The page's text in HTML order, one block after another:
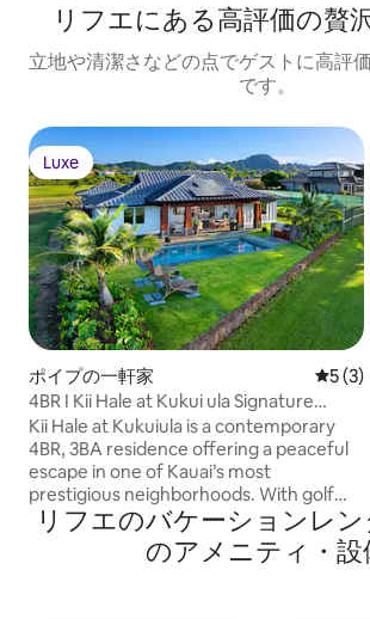
リフエに⁠あ⁠る高⁠評⁠価⁠の贅⁠
立地や清潔さなどの点でゲストに高評
です。
Luxe
Luxe
ポイプの一軒家 レビ
5 (3)
4BR I Kii Hale at Kukui ula Signature
Retreat
Kii Hale at Kukuiula is a contemporary
4BR, 3BA residence offering a peaceful
escape in one of Kauai’s most
prestigious neighborhoods. With golf
course vistas, a private heated pool, and
open-air living spaces, this home invites
relaxation in every corner. All bedrooms
リフエのバケーションレ
のアメニティ・設